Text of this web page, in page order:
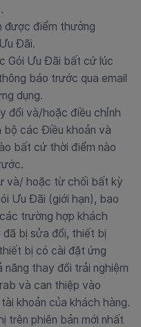
được điểm thưởng
Đãi.
Gói Ưu Đãi bất cứ lúc
báo trước qua email
dụng.
đổi và/hoặc điều chỉnh
bộ các Điều khoản và
bất cứ thời điểm nào
và/ hoặc từ chối bất kỳ
Ưu Đãi (giới hạn), bao
trường hợp khách
đã bị sửa đổi, thiết bị
bị có cài đặt ứng
năng thay đổi trải nghiệm
và can thiệp vào
khoản của khách hàng.
trên phiên bản mới nhất